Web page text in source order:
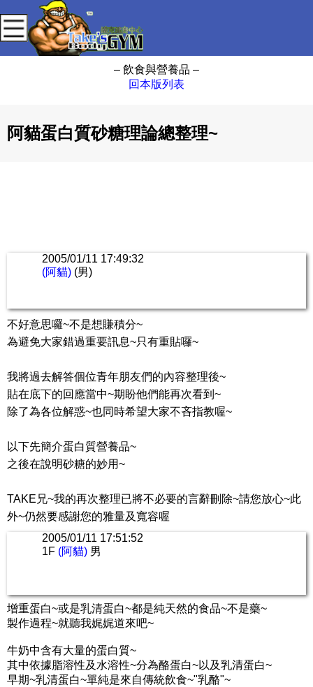
– 飲食與營養品 –
回本版列表
阿貓蛋白質砂糖理論總整理~
2005/01/11 17:49:32
(阿貓) (男)
不好意思囉~不是想賺積分~
為避免大家錯過重要訊息~只有重貼囉~
我將過去解答個位青年朋友們的內容整理後~
貼在底下的回應當中~期盼他們能再次看到~
除了為各位解惑~也同時希望大家不吝指教喔~
以下先簡介蛋白質營養品~
之後在說明砂糖的妙用~
TAKE兄~我的再次整理已將不必要的言辭刪除~請您放心~此
外~仍然要感謝您的雅量及寬容喔
2005/01/11 17:51:52
1F (阿貓) 男
增重蛋白~或是乳清蛋白~都是純天然的食品~不是藥~
製作過程~就聽我娓娓道來吧~
牛奶中含有大量的蛋白質~
其中依據脂溶性及水溶性~分為酪蛋白~以及乳清蛋白~
早期~乳清蛋白~單純是來自傳統飲食~"乳酪"~